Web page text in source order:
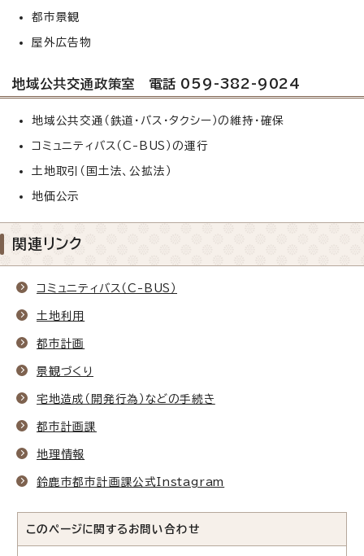
都市景観
屋外広告物
地域公共交通政策室 電話 059-382-9024
地域公共交通（鉄道・バス・タクシー）の維持・確保
コミュニティバス（C-BUS）の運行
土地取引（国土法、公拡法）
地価公示
関連リンク
コミュニティバス（C-BUS）
土地利用
都市計画
景観づくり
宅地造成（開発行為）などの手続き
都市計画課
地理情報
鈴鹿市都市計画課公式Instagram
このページに関する お問い合わせ